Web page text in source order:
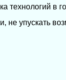
технологий в
не упускать